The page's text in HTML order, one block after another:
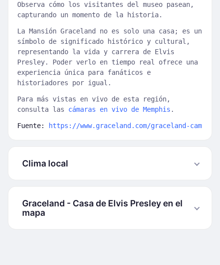
Observa cómo los visitantes del museo pasean,
capturando un momento de la historia.
La Mansión Graceland no es solo una casa; es un
símbolo de significado histórico y cultural,
representando la vida y carrera de Elvis
Presley. Poder verlo en tiempo real ofrece una
experiencia única para fanáticos e
historiadores por igual.
Para más vistas en vivo de esta región,
consulta las cámaras en vivo de Memphis .
Fuente: https://www.graceland.com/graceland-cam
Clima local
Graceland - Casa de Elvis Presley en el
mapa